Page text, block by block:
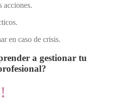
acciones.
en caso de crisis.
a gestionar tu